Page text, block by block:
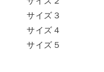
サイズ３
サイズ４
サイズ５